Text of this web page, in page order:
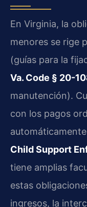
En Virginia, la
menores se rige
(guías para la
Va. Code § 20-
manutención).
con los pagos
Child Support
tiene amplias
estas
ingresos, la